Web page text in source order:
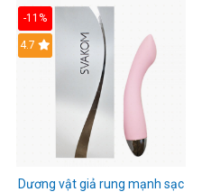
-11%
4.7
Dương vật giả rung mạnh sạc